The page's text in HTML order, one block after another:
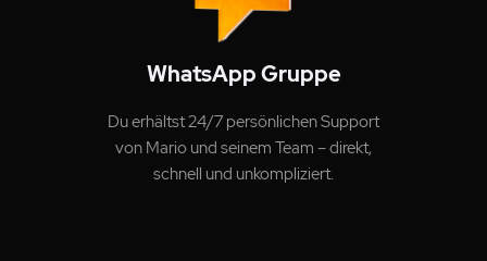
WhatsApp Gruppe
Du erhältst 24/7 persönlichen Support
von Mario und seinem Team – direkt,
schnell und unkompliziert.